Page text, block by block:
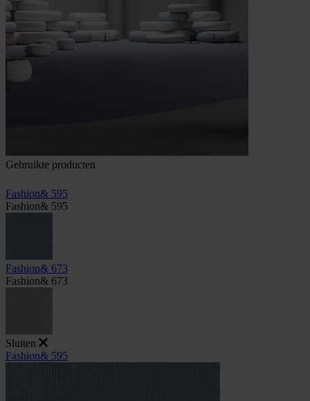
Gebruikte producten
Fashion& 595
Fashion& 595
Fashion& 673
Fashion& 673
Sluiten
Fashion& 595